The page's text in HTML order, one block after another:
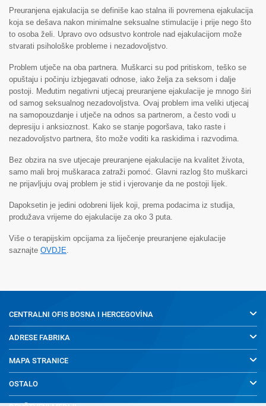
Preuranjena ejakulacija se definiše kao stalna ili povremena ejakulacija
koja se dešava nakon minimalne seksualne stimulacije i prije nego što
to osoba želi. Upravo ovo odsustvo kontrole nad ejakulacijom može
stvarati psihološke probleme i nezadovoljstvo.
Problem utječe na oba partnera. Muškarci su pod pritiskom, teško se
opuštaju i počinju izbjegavati odnose, iako želja za seksom i dalje
postoji. Međutim negativni utjecaj preuranjene ejakulacije je mnogo širi
od samog seksualnog nezadovoljstva. Ovaj problem ima veliki utjecaj
na samopouzdanje i utječe na odnos sa partnerom, a često vodi u
depresiju i anksioznost. Kako se stanje pogoršava, tako raste i
nezadovoljstvo partnera, što može voditi ka raskidima i razvodima.
Bez obzira na sve utjecaje preuranjene ejakulacije na kvalitet života,
samo mali broj muškaraca zatraži pomoć. Glavni razlog što muškarci
ne prijavljuju ovaj problem je stid i vjerovanje da ne postoji lijek.
Dapoksetin je jedini odobreni lijek koji, prema podacima iz studija,
produžava vrijeme do ejakulacije za oko 3 puta.
Više o terapijskim opcijama za liječenje preuranjene ejakulacije
saznajte OVDJE
CENTRALNI OFIS BOSNA I HERCEGOVİNA
ADRESE FABRIKA
MAPA STRANICE
OSTALO